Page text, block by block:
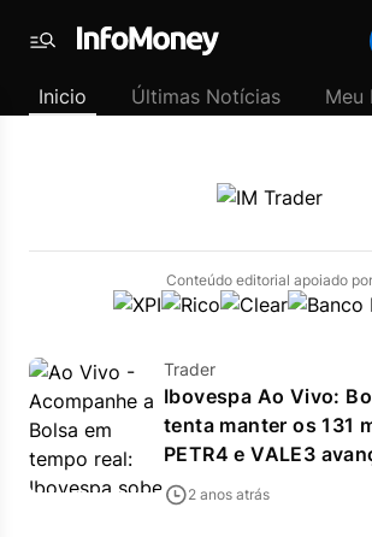
Padrão
Últimas
Menu
Inicio Últimas Notícias Meu
Conteúdo editorial apoiado por
Trader
Ibovespa Ao Vivo:
tenta manter os 131
PETR4 e VALE3
2 anos atrás